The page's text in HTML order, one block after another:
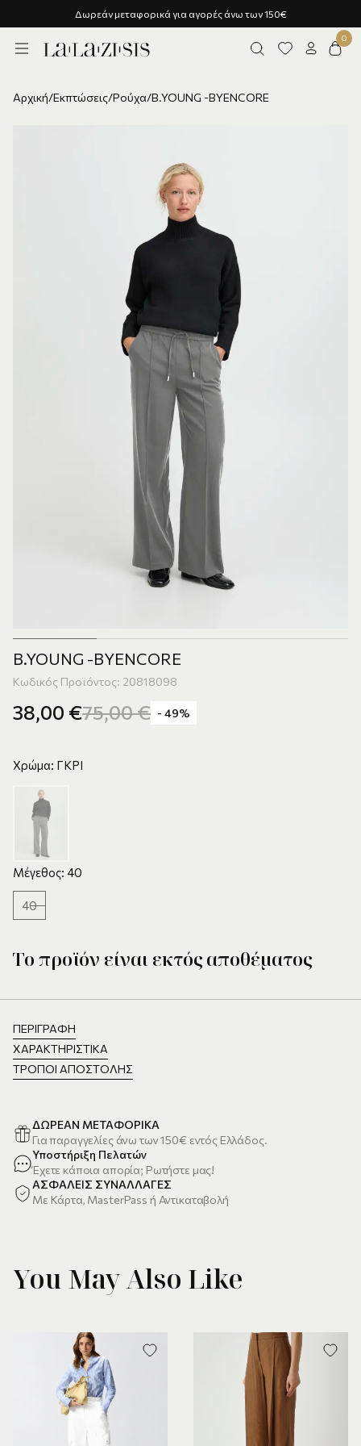
Υποστήριξη πελατών - Ρωτήστε
Αρχική/Εκπτώσεις/Ρούχα/B.YOUNG -BYENCORE
B.YOUNG -BYENCORE
Κωδικός Προϊόντος: 20818098
75,00€
38,00 € - 49%
Χρώμα: ΓΚΡΙ
Μέγεθος: 40
40
Το προϊόν είναι εκτός αποθέματος
ΠΕΡΙΓΡΑΦΉ
ΧΑΡΑΚΤΗΡΙΣΤΙΚΆ
ΤΡΌΠΟΙ ΑΠΟΣΤΟΛΉΣ
ΔΩΡΕΑΝ ΜΕΤΑΦΟΡΙΚΑ
Για παραγγελίες άνω των 150€ εντός Ελλάδος.
Υποστήριξη Πελατών
Έχετε κάποια απορία; Ρωτήστε μας!
ΑΣΦΑΛΕΙΣ ΣΥΝΑΛΛΑΓΕΣ
Με Κάρτα, MasterPass ή Αντικαταβολή
You May Also Like